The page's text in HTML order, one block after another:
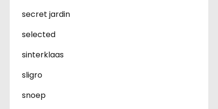
secret jardin
selected
sinterklaas
sligro
snoep